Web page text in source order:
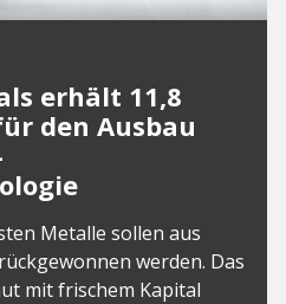
erhält 11,8
den Ausbau
Metalle sollen aus
werden. Das
mit frischem Kapital